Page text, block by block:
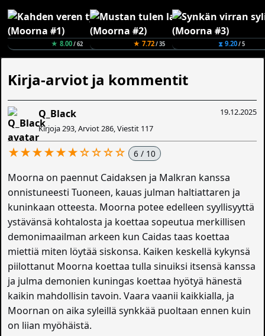
★ 8.00/ 62 ★ 7.72/ 35 ⧗ 9.20/ 5
Kirja-arviot ja kommentit
19.12.2025
Q_Black
Kirjoja 293, Arviot 286, Viestit 117
★★★★★★☆☆☆☆ 6 / 10
Moorna on paennut Caidaksen ja Malkran kanssa
onnistuneesti Tuoneen, kauas julman haltiattaren ja
kuninkaan otteesta. Moorna potee edelleen syyllisyyttä
ystävänsä kohtalosta ja koettaa sopeutua merkillisen
demonimaailman arkeen kun Caidas taas koettaa
miettiä miten löytää siskonsa. Kaiken keskellä kykynsä
piilottanut Moorna koettaa tulla sinuiksi itsensä kanssa
ja julma demonien kuningas koettaa hyötyä hänestä
kaikin mahdollisin tavoin. Vaara vaanii kaikkialla, ja
Moornan on aika syleillä synkkää puoltaan ennen kuin
on liian myöhäistä.